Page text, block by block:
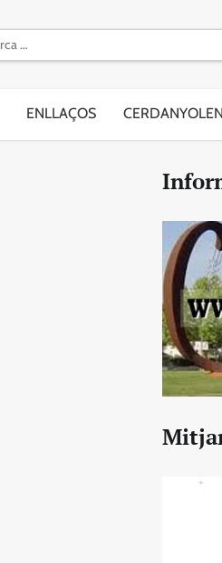
ENLLAÇOS